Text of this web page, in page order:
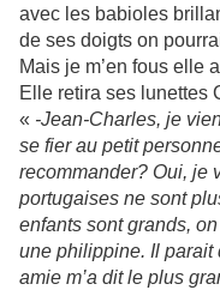
avec les babioles
de ses doigts on
Mais je m’en fous elle
Elle retira ses lunettes
« -Jean-Charles, je
se fier au petit
recommander? Oui, je
portugaises ne sont
enfants sont grands,
une philippine. Il parait
amie m’a dit le plus